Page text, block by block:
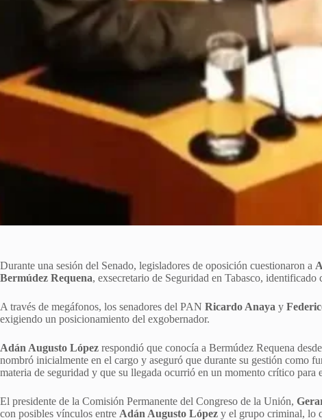
Durante una sesión del Senado, legisladores de oposición cuestionaron a
Bermúdez Requena, exsecretario de Seguridad en Tabasco,
A través de megáfonos, los senadores del PAN Ricardo Anaya y
exigiendo un posicionamiento del exgobernador.
Adán Augusto López respondió que conocía a Bermúdez Requena
nombró inicialmente en el cargo y aseguró que durante su gestión como
materia de seguridad y que su llegada ocurrió en un momento crítico para
El presidente de la Comisión Permanente del Congreso de la Unión,
con posibles vínculos entre Adán Augusto López y el grupo criminal, lo